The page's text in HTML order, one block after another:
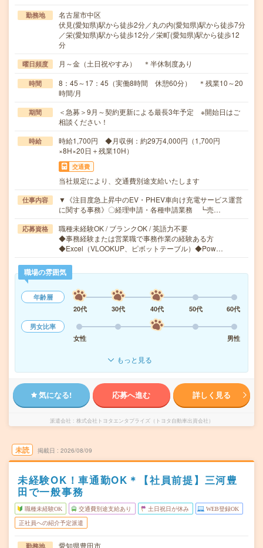
勤務地
名古屋市中区
伏見(愛知県)駅から徒歩2分／丸の内(愛知県)駅から徒歩7分
／栄(愛知県)駅から徒歩12分／栄町(愛知県)駅から徒歩12
分
曜日頻度 月～金（土日祝やすみ） ＊半休制度あり
時間
8：45～17：45（実働8時間 休憩60分） ＊残業10～20
時間/月
期間
＜急募＞9月～契約更新による最長3年予定 ※開始日はご
相談ください！
時給
時給1,700円 ◆月収例：約29万4,000円（1,700円
×8H×20日＋残業10H）
交通費
当社規定により、交通費別途支給いたします
仕事内容
▼《注目度急上昇中のEV・PHEV車向け充電サービス運営
に関する事務》〇経理申請・各種申請業務 ┗売…
応募資格
職種未経験OK / ブランクOK / 英語力不要
◆事務経験または営業職で事務作業の経験ある方
◆Excel（VLOOKUP、ピボットテーブル）◆Pow…
職場の雰囲気
年齢層
20代
30代 40代 50代
60代
男女比率
女性
男性
もっと見る
気になる! 応募へ進む 詳しく見る
派遣会社 株式会社トヨタエンタプライズ（トヨタ自動車出資会社）
未読 掲載日 2026/08/09
未経験OK！車通勤OK＊【社員前提】三河豊
田で一般事務
職種未経験OK 交通費別途支給あり 土日祝日が休み WEB登録OK
正社員への紹介予定派遣
勤務地
愛知県豊田市